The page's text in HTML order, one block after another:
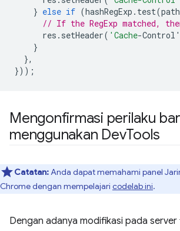
} else if (hashRegExp . test(path
// If the RegExp matched,
res . setHeader( 'Cache-Control'
}
},
}));
Mengonfirmasi perilaku
menggunakan DevTools
Catatan:Anda dapat memahami panel
Chrome dengan mempelajari codelab ini.
Dengan adanya modifikasi pada